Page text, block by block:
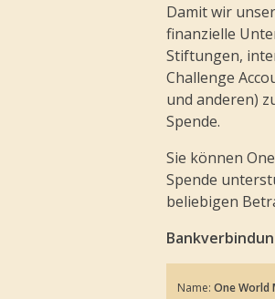
Damit wir
finanzielle
Stiftungen,
Challenge
und anderen)
Spende.
Sie können
Spende
beliebigen
Name: One World